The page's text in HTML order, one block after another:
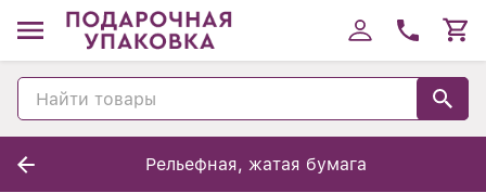
Рельефная, жатая бумага